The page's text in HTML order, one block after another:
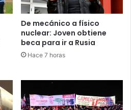
De mecánico a físico
nuclear: Joven obtiene
beca para ir a Rusia
Hace 7 horas